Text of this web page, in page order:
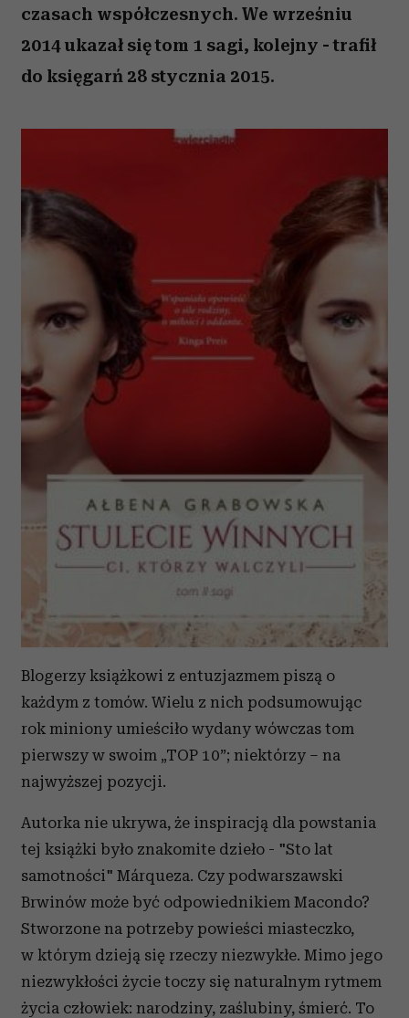
czasach współczesnych. We wrześniu
2014 ukazał się tom 1 sagi, kolejny - trafił
do księgarń 28 stycznia 2015.
Blogerzy książkowi z entuzjazmem piszą o
każdym z tomów. Wielu z nich podsumowując
rok miniony umieściło wydany wówczas tom
pierwszy w swoim „TOP 10”; niektórzy – na
najwyższej pozycji.
Autorka nie ukrywa, że inspiracją dla powstania
tej książki było znakomite dzieło - "Sto lat
samotności" Márqueza. Czy podwarszawski
Brwinów może być odpowiednikiem Macondo?
Stworzone na potrzeby powieści miasteczko,
w którym dzieją się rzeczy niezwykłe. Mimo jego
niezwykłości życie toczy się naturalnym rytmem
życia człowiek: narodziny, zaślubiny, śmierć. To